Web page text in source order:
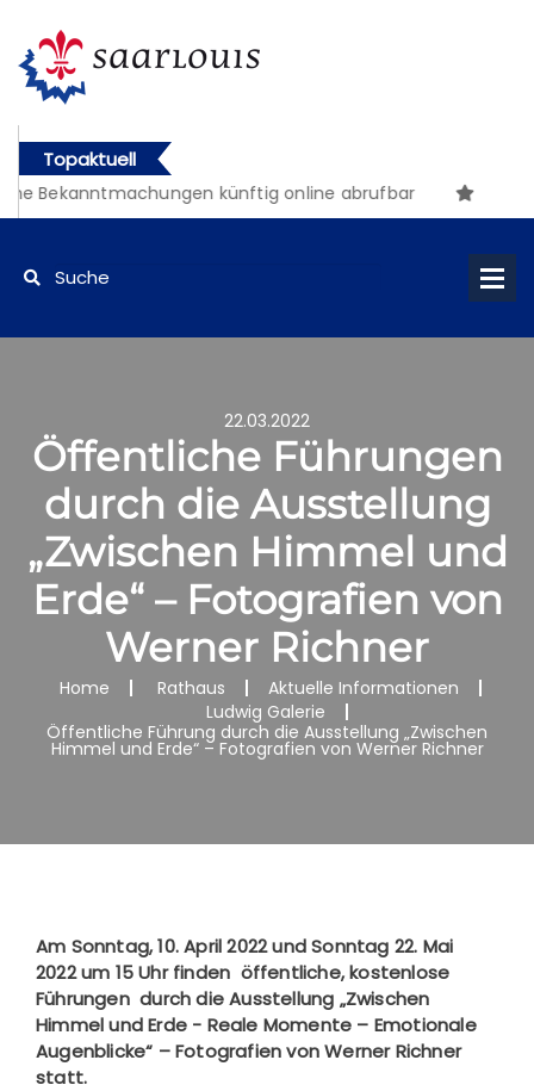
Topaktuell
Bekanntmachungen künftig online abrufbar
22.03.2022
Öffentliche Führungen
durch die Ausstellung
„Zwischen Himmel und
Erde“ – Fotografien von
Werner Richner
Home Rathaus
Aktuelle Informationen
Ludwig Galerie
Öffentliche Führung durch die Ausstellung „Zwischen
Himmel und Erde“ – Fotografien von Werner Richner
Am Sonntag, 10. April 2022 und Sonntag 22. Mai
2022 um 15 Uhr finden öffentliche, kostenlose
Führungen durch die Ausstellung „Zwischen
Himmel und Erde - Reale Momente – Emotionale
Augenblicke“ – Fotografien von Werner Richner
statt.